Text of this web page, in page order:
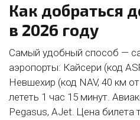
Как добраться
в 2026 году
Самый удобный способ —
аэропорты: Кайсери (код
Невшехир (код NAV, 40 км
лететь 1 час 15 минут.
Pegasus, AJet. Цена билета